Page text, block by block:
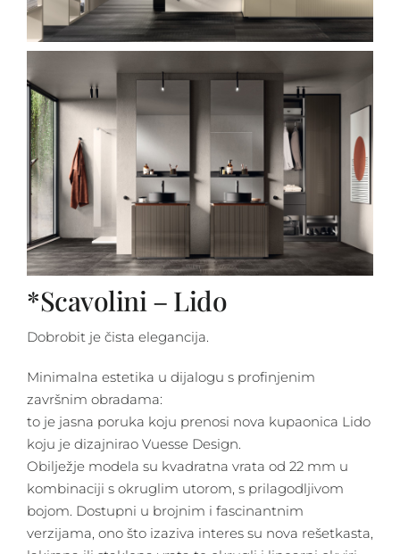
*Scavolini – Lido
Dobrobit je čista elegancija.
Minimalna estetika u dijalogu s profinjenim
završnim obradama:
to je jasna poruka koju prenosi nova kupaonica Lido
koju je dizajnirao Vuesse Design.
Obilježje modela su kvadratna vrata od 22 mm u
kombinaciji s okruglim utorom, s prilagodljivom
bojom. Dostupni u brojnim i fascinantnim
verzijama, ono što izaziva interes su nova rešetkasta,